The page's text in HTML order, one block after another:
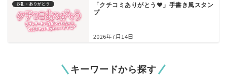
お礼・ありがとう
「クチコミありがとう♥」手書き風スタン
プ
2026年7月14日
キーワードから探す